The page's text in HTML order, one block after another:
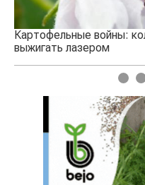
жука будут
1 2